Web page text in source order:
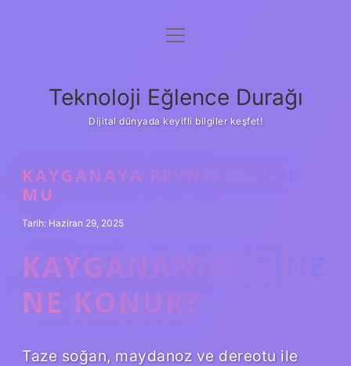
Anasayfa
Yasal Uyarı
menüyü
Teknoloji Eğlence Durağı
Dijital dünyada keyifli bilgiler keşfet!
KAYGANAYA PEYNIR KONUR
MU
Tarih: Haziran 29, 2025
KAYGANANIN IÇINE
NE KONUR?
Taze soğan, maydanoz ve dereotu ile